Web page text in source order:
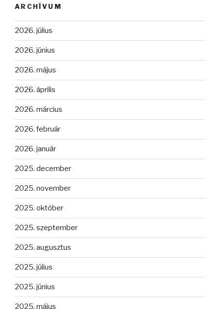
ARCHÍVUM
2026. július
2026. június
2026. május
2026. április
2026. március
2026. február
2026. január
2025. december
2025. november
2025. október
2025. szeptember
2025. augusztus
2025. július
2025. június
2025. május